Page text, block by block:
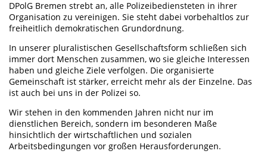
DPolG Bremen strebt an, alle Polizeibediensteten in ihrer
Organisation zu vereinigen. Sie steht dabei vorbehaltlos zur
freiheitlich demokratischen Grundordnung.
In unserer pluralistischen Gesellschaftsform schließen sich
immer dort Menschen zusammen, wo sie gleiche Interessen
haben und gleiche Ziele verfolgen. Die organisierte
Gemeinschaft ist stärker, erreicht mehr als der Einzelne. Das
ist auch bei uns in der Polizei so.
Wir stehen in den kommenden Jahren nicht nur im
dienstlichen Bereich, sondern im besonderen Maße
hinsichtlich der wirtschaftlichen und sozialen
Arbeitsbedingungen vor großen Herausforderungen.